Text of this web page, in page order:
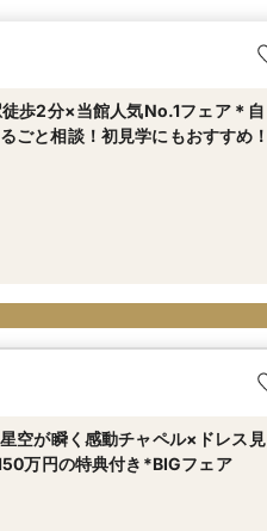
歩2分×当館人気No.1フェア＊自
ごと相談！初見学にもおすすめ！
空が瞬く感動チャペル×ドレス見
万円の特典付き*BIGフェア